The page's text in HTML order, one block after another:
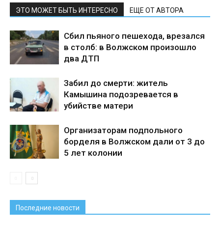
ЭТО МОЖЕТ БЫТЬ ИНТЕРЕСНО ЕЩЕ ОТ АВТОРА
Сбил пьяного пешехода, врезался
в столб: в Волжском произошло
два ДТП
Забил до смерти: житель
Камышина подозревается в
убийстве матери
Организаторам подпольного
борделя в Волжском дали от 3 до
5 лет колонии
Последние новости